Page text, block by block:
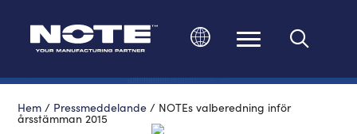
Hem / Pressmeddelande / NOTEs valberedning inför
årsstämman 2015